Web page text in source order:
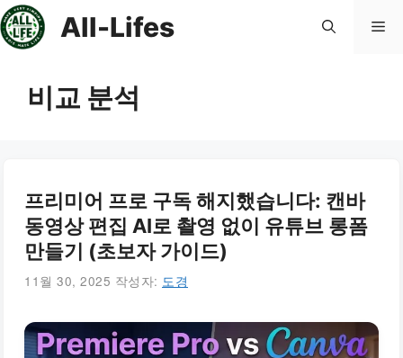
컨
텐
All-Lifes 메
비교 분석
프리미어 프로 구독 해지했습니다: 캔바
동영상 편집 AI로 촬영 없이 유튜브 롱폼
만들기 (초보자 가이드)
11월 30, 2025 작성자: 도경